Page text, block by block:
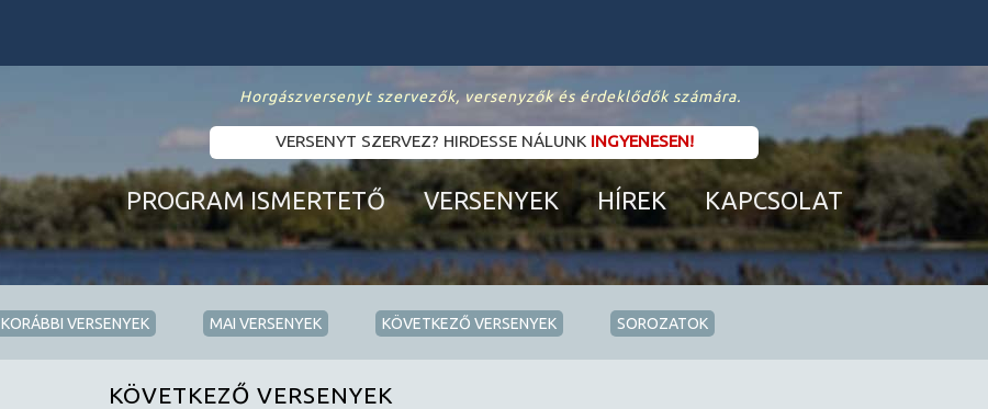
PROGRAM ISMERTETŐ VERSENYEK HÍREK KAPCSOLAT
Horgászversenyt szervezők, versenyzők és érdeklődők számára.
VERSENYT SZERVEZ? HIRDESSE NÁLUNK INGYENESEN!
KORÁBBI VERSENYEK MAI VERSENYEK KÖVETKEZŐ VERSENYEK SOROZATOK
KÖVETKEZŐ VERSENYEK